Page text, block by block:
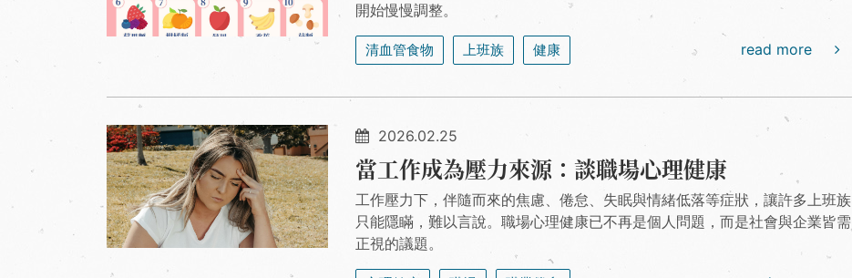
開始慢慢調整。
清血管食物 上班族 健康 read more
2026.02.25
當工作成為壓力來源：談職場心理健康
工作壓力下，伴隨而來的焦慮、倦怠、失眠與情緒低落等症狀，讓許多上班族
只能隱瞞，難以言說。職場心理健康已不再是個人問題，而是社會與企業皆需
正視的議題。